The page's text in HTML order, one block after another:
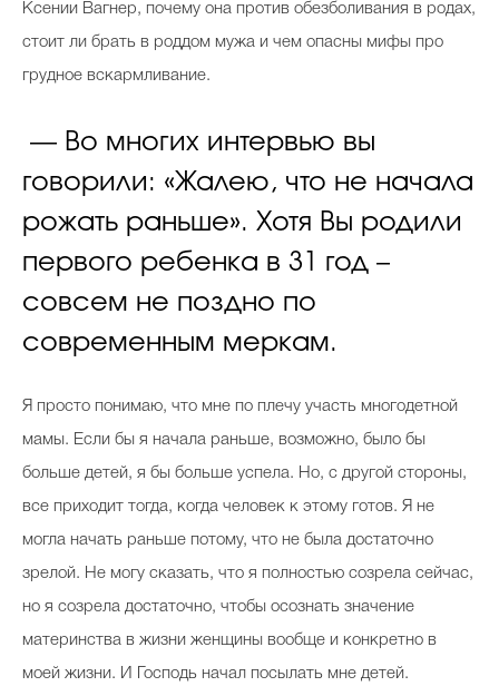
Celebrity дня
Викторины
Ксении Вагнер, почему она против обезболивания в родах,
стоит ли брать в роддом мужа и чем опасны мифы про
грудное вскармливание.
— Во многих интервью вы
говорили: «Жалею, что не начала
рожать раньше». Хотя Вы родили
первого ребенка в 31 год –
совсем не поздно по
современным меркам.
Я просто понимаю, что мне по плечу участь многодетной
мамы. Если бы я начала раньше, возможно, было бы
больше детей, я бы больше успела. Но, с другой стороны,
все приходит тогда, когда человек к этому готов. Я не
могла начать раньше потому, что не была достаточно
зрелой. Не могу сказать, что я полностью созрела сейчас,
но я созрела достаточно, чтобы осознать значение
материнства в жизни женщины вообще и конкретно в
моей жизни. И Господь начал посылать мне детей.